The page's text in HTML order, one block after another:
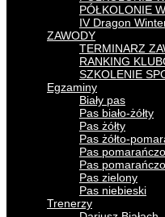
PÓŁKOLONIE
IV Dragon
ZAWODY
TERMINARZ
RANKING
SZKOLENIE
Egzaminy
Biały pas
Pas biało-żółty
Pas żółty
Pas żółto-
Pas
Pas
Pas zielony
Pas niebieski
Trenerzy